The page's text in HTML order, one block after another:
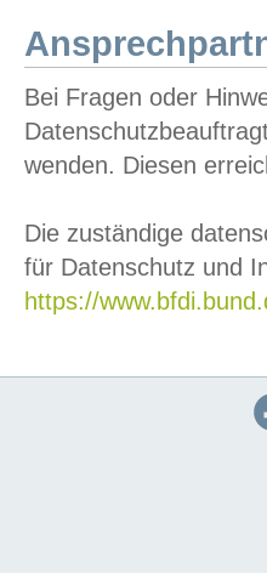
Bei Fragen oder
wenden. Diesen
Die zuständige
für Datenschutz und
https://